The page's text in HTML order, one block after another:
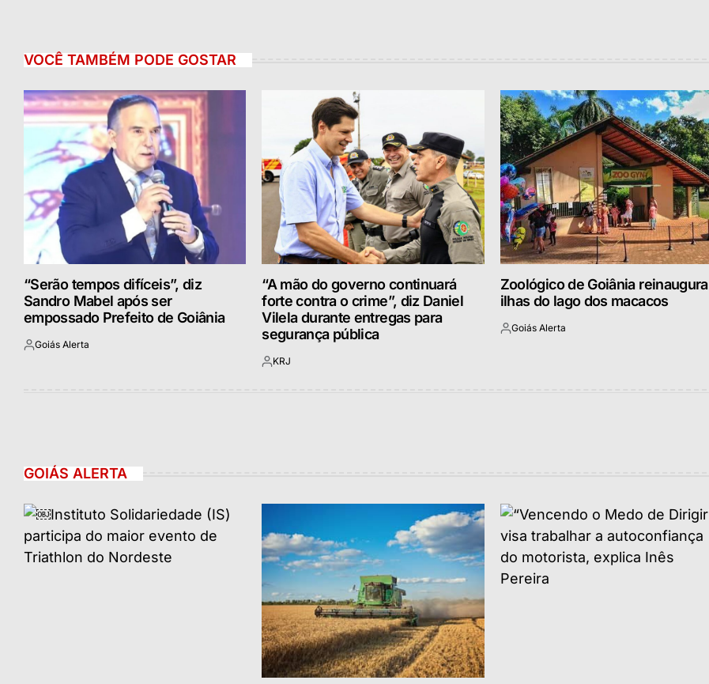
VOCÊ TAMBÉM PODE GOSTAR
“Serão tempos difíceis”, diz
Sandro Mabel após ser
empossado Prefeito de Goiânia
Postado
Goiás Alerta
“A mão do governo continuará
forte contra o crime”, diz Daniel
Vilela durante entregas para
segurança pública
Postado
KRJ
Zoológico de Goiânia reinaugura
ilhas do lago dos macacos
Postado
Goiás Alerta
GOIÁS ALERTA